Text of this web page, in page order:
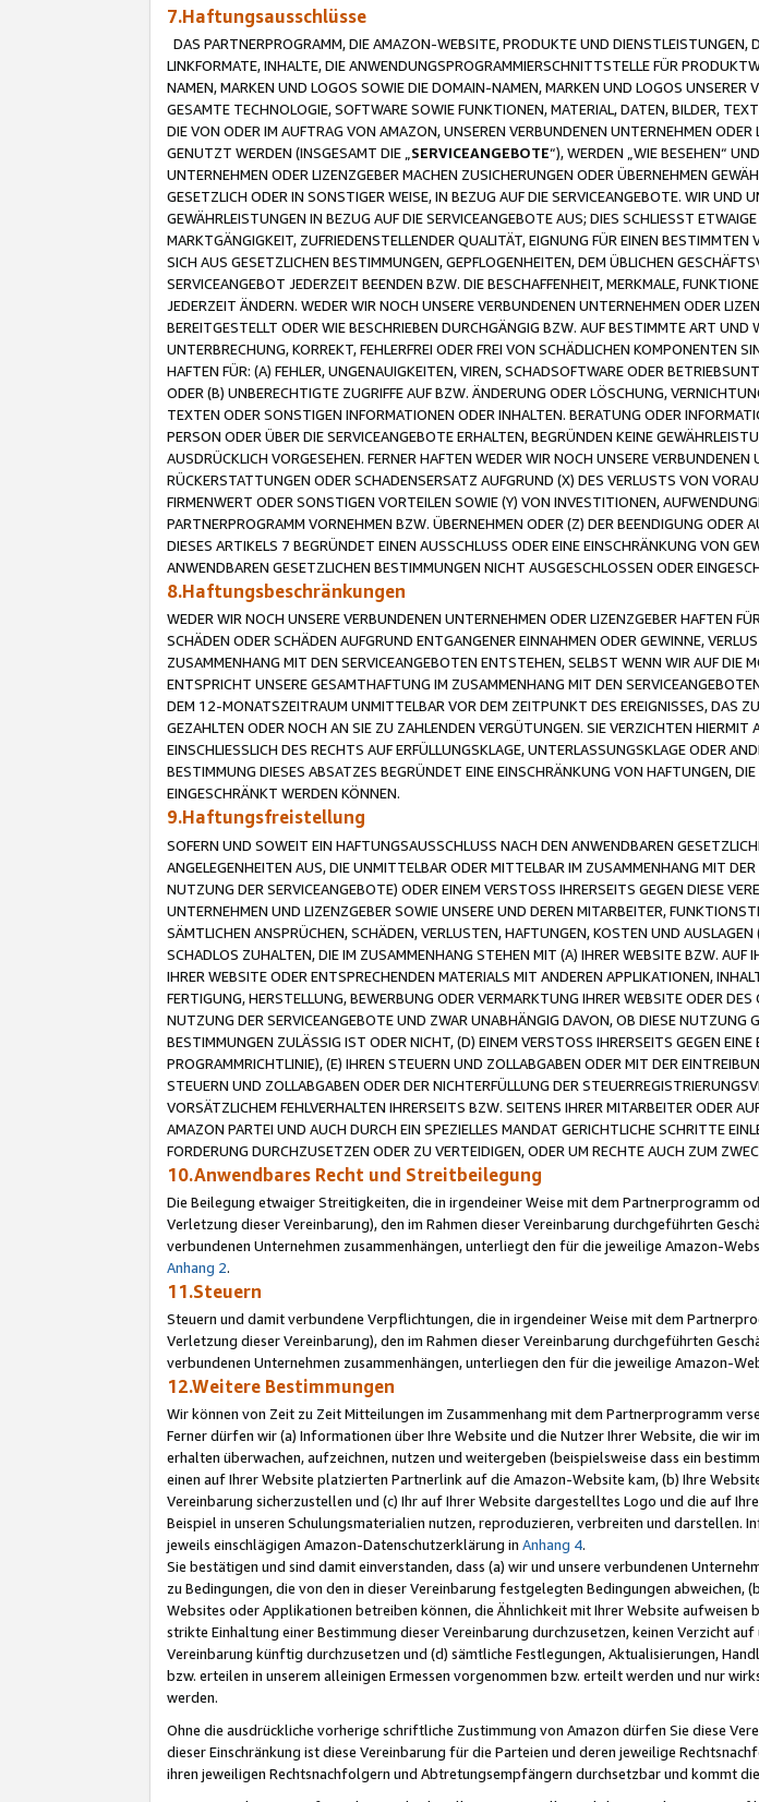
7.Haftungsausschlüsse
DAS PARTNERPROGRAMM, DIE AMAZON-WEBSITE, PRODUKTE UND
LINKFORMATE, INHALTE, DIE ANWENDUNGSPROGRAMMIERSCHNITTSTELLE FÜR
NAMEN, MARKEN UND LOGOS SOWIE DIE DOMAIN-NAMEN, MARKEN UND LOGOS
GESAMTE TECHNOLOGIE, SOFTWARE SOWIE FUNKTIONEN, MATERIAL, DATEN, BILDER,
DIE VON ODER IM AUFTRAG VON AMAZON, UNSEREN VERBUNDENEN UNTERNEHMEN
GENUTZT WERDEN (INSGESAMT DIE „ SERVICEANGEBOTE“), WERDEN „WIE BESEHEN“
UNTERNEHMEN ODER LIZENZGEBER MACHEN ZUSICHERUNGEN ODER ÜBERNEHMEN
GESETZLICH ODER IN SONSTIGER WEISE, IN BEZUG AUF DIE SERVICEANGEBOTE. WIR UND
GEWÄHRLEISTUNGEN IN BEZUG AUF DIE SERVICEANGEBOTE AUS; DIES SCHLIESST
MARKTGÄNGIGKEIT, ZUFRIEDENSTELLENDER QUALITÄT, EIGNUNG FÜR EINEN
SICH AUS GESETZLICHEN BESTIMMUNGEN, GEPFLOGENHEITEN, DEM ÜBLICHEN
SERVICEANGEBOT JEDERZEIT BEENDEN BZW. DIE BESCHAFFENHEIT, MERKMALE,
JEDERZEIT ÄNDERN. WEDER WIR NOCH UNSERE VERBUNDENEN UNTERNEHMEN ODER
BEREITGESTELLT ODER WIE BESCHRIEBEN DURCHGÄNGIG BZW. AUF BESTIMMTE ART
UNTERBRECHUNG, KORREKT, FEHLERFREI ODER FREI VON SCHÄDLICHEN KOMPONENTEN
HAFTEN FÜR: (A) FEHLER, UNGENAUIGKEITEN, VIREN, SCHADSOFTWARE ODER
ODER (B) UNBERECHTIGTE ZUGRIFFE AUF BZW. ÄNDERUNG ODER LÖSCHUNG,
TEXTEN ODER SONSTIGEN INFORMATIONEN ODER INHALTEN. BERATUNG ODER
PERSON ODER ÜBER DIE SERVICEANGEBOTE ERHALTEN, BEGRÜNDEN KEINE
AUSDRÜCKLICH VORGESEHEN. FERNER HAFTEN WEDER WIR NOCH UNSERE
RÜCKERSTATTUNGEN ODER SCHADENSERSATZ AUFGRUND (X) DES VERLUSTS VON
FIRMENWERT ODER SONSTIGEN VORTEILEN SOWIE (Y) VON INVESTITIONEN,
PARTNERPROGRAMM VORNEHMEN BZW. ÜBERNEHMEN ODER (Z) DER BEENDIGUNG
DIESES ARTIKELS 7 BEGRÜNDET EINEN AUSSCHLUSS ODER EINE EINSCHRÄNKUNG VON
ANWENDBAREN GESETZLICHEN BESTIMMUNGEN NICHT AUSGESCHLOSSEN ODER
8.Haftungsbeschränkungen
WEDER WIR NOCH UNSERE VERBUNDENEN UNTERNEHMEN ODER LIZENZGEBER HAFTEN
SCHÄDEN ODER SCHÄDEN AUFGRUND ENTGANGENER EINNAHMEN ODER GEWINNE,
ZUSAMMENHANG MIT DEN SERVICEANGEBOTEN ENTSTEHEN, SELBST WENN WIR AUF DIE
ENTSPRICHT UNSERE GESAMTHAFTUNG IM ZUSAMMENHANG MIT DEN
DEM 12-MONATSZEITRAUM UNMITTELBAR VOR DEM ZEITPUNKT DES EREIGNISSES, DAS
GEZAHLTEN ODER NOCH AN SIE ZU ZAHLENDEN VERGÜTUNGEN. SIE VERZICHTEN
EINSCHLIESSLICH DES RECHTS AUF ERFÜLLUNGSKLAGE, UNTERLASSUNGSKLAGE ODER
BESTIMMUNG DIESES ABSATZES BEGRÜNDET EINE EINSCHRÄNKUNG VON HAFTUNGEN,
EINGESCHRÄNKT WERDEN KÖNNEN.
9.Haftungsfreistellung
SOFERN UND SOWEIT EIN HAFTUNGSAUSSCHLUSS NACH DEN ANWENDBAREN
ANGELEGENHEITEN AUS, DIE UNMITTELBAR ODER MITTELBAR IM ZUSAMMENHANG MIT
NUTZUNG DER SERVICEANGEBOTE) ODER EINEM VERSTOSS IHRERSEITS GEGEN DIESE
UNTERNEHMEN UND LIZENZGEBER SOWIE UNSERE UND DEREN MITARBEITER,
SÄMTLICHEN ANSPRÜCHEN, SCHÄDEN, VERLUSTEN, HAFTUNGEN, KOSTEN UND
SCHADLOS ZUHALTEN, DIE IM ZUSAMMENHANG STEHEN MIT (A) IHRER WEBSITE BZW. AUF
IHRER WEBSITE ODER ENTSPRECHENDEN MATERIALS MIT ANDEREN APPLIKATIONEN,
FERTIGUNG, HERSTELLUNG, BEWERBUNG ODER VERMARKTUNG IHRER WEBSITE ODER
NUTZUNG DER SERVICEANGEBOTE UND ZWAR UNABHÄNGIG DAVON, OB DIESE NUTZUNG
BESTIMMUNGEN ZULÄSSIG IST ODER NICHT, (D) EINEM VERSTOSS IHRERSEITS GEGEN
PROGRAMMRICHTLINIE), (E) IHREN STEUERN UND ZOLLABGABEN ODER MIT DER
STEUERN UND ZOLLABGABEN ODER DER NICHTERFÜLLUNG DER
VORSÄTZLICHEM FEHLVERHALTEN IHRERSEITS BZW. SEITENS IHRER MITARBEITER ODER
AMAZON PARTEI UND AUCH DURCH EIN SPEZIELLES MANDAT GERICHTLICHE SCHRITTE
FORDERUNG DURCHZUSETZEN ODER ZU VERTEIDIGEN, ODER UM RECHTE AUCH ZUM
10.Anwendbares Recht und Streitbeilegung
Die Beilegung etwaiger Streitigkeiten, die in irgendeiner Weise mit dem Partnerprogramm
Verletzung dieser Vereinbarung), den im Rahmen dieser Vereinbarung durchgeführten
verbundenen Unternehmen zusammenhängen, unterliegt den für die jeweilige Amazon-
Anhang 2.
11.Steuern
Steuern und damit verbundene Verpflichtungen, die in irgendeiner Weise mit dem
Verletzung dieser Vereinbarung), den im Rahmen dieser Vereinbarung durchgeführten
verbundenen Unternehmen zusammenhängen, unterliegen den für die jeweilige Amazon-
12.Weitere Bestimmungen
Wir können von Zeit zu Zeit Mitteilungen im Zusammenhang mit dem Partnerprogramm
Ferner dürfen wir (a) Informationen über Ihre Website und die Nutzer Ihrer Website, die wir
erhalten überwachen, aufzeichnen, nutzen und weitergeben (beispielsweise dass ein
einen auf Ihrer Website platzierten Partnerlink auf die Amazon-Website kam, (b) Ihre
Vereinbarung sicherzustellen und (c) Ihr auf Ihrer Website dargestelltes Logo und die auf
Beispiel in unseren Schulungsmaterialien nutzen, reproduzieren, verbreiten und
jeweils einschlägigen Amazon-Datenschutzerklärung in Anhang 4.
Sie bestätigen und sind damit einverstanden, dass (a) wir und unsere verbundenen
zu Bedingungen, die von den in dieser Vereinbarung festgelegten Bedingungen
Websites oder Applikationen betreiben können, die Ähnlichkeit mit Ihrer Website aufweisen
strikte Einhaltung einer Bestimmung dieser Vereinbarung durchzusetzen, keinen Verzicht
Vereinbarung künftig durchzusetzen und (d) sämtliche Festlegungen, Aktualisierungen,
bzw. erteilen in unserem alleinigen Ermessen vorgenommen bzw. erteilt werden und nur
werden.
Ohne die ausdrückliche vorherige schriftliche Zustimmung von Amazon dürfen Sie diese
dieser Einschränkung ist diese Vereinbarung für die Parteien und deren jeweilige
ihren jeweiligen Rechtsnachfolgern und Abtretungsempfängern durchsetzbar und kommt